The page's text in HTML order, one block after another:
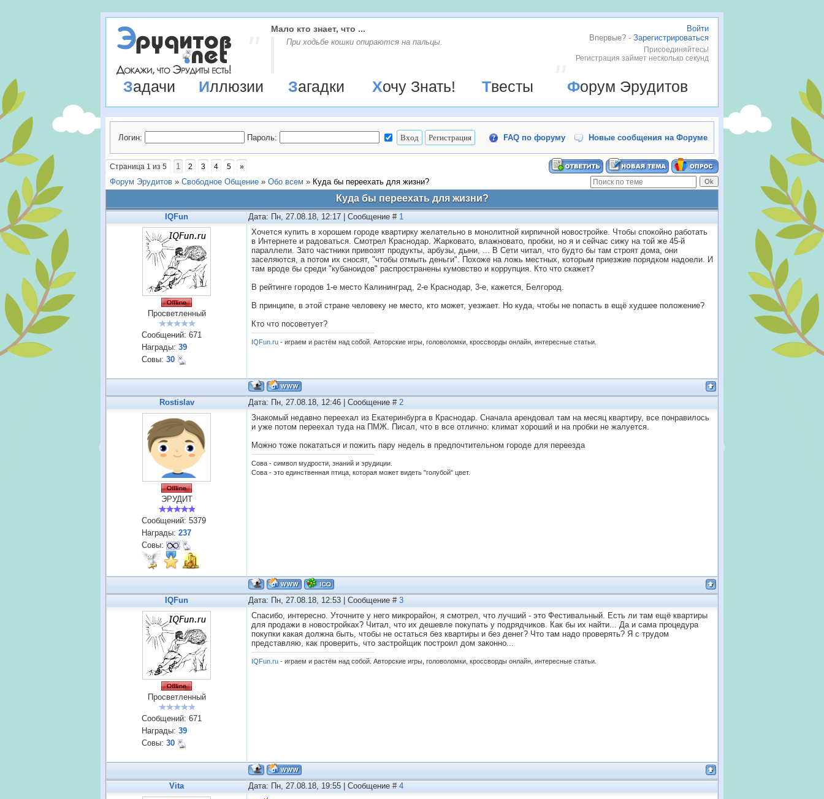
Войти
Впервые? - Зарегистрироваться
Присоединяйтесь!
Регистрация займет несколько секунд
Мало кто знает, что ...
При ходьбе кошки опираются на пальцы.
Задачи Иллюзии Загадки Хочу Знать! Твесты Форум Эрудитов
Логин: Пароль: FAQ по форуму Новые сообщения на Форуме
Страница 1 из 5 1 2 3 4 5 »
Форум Эрудитов » Свободное Общение » Обо всем » Куда бы переехать для жизни?
Куда бы переехать для жизни?
IQFun Дата: Пн, 27.08.18, 12:17 | Сообщение # 1
Просветленный
Сообщений: 671
Награды: 39
Совы: 30
Хочется купить в хорошем городе квартирку желательно в монолитной кирпичной новостройке. Чтобы спокойно работать
в Интернете и радоваться. Смотрел Краснодар. Жарковато, влажновато, пробки, но я и сейчас сижу на той же 45-й
параллели. Зато частники привозят продукты, арбузы, дыни, ... В Сети читал, что будто бы там строят дома, они
заселяются, а потом их сносят, "чтобы отмыть деньги". Похоже на ложь местных, которым приезжие порядком надоели. И
там вроде бы среди "кубаноидов" распространены кумовство и коррупция. Кто что скажет?
В рейтинге городов 1-е место Калининград, 2-е Краснодар, 3-е, кажется, Белгород.
В принципе, в этой стране человеку не место, кто может, уезжает. Но куда, чтобы не попасть в ещё худшее положение?
Кто что посоветует?
IQFun.ru - играем и растём над собой. Авторские игры, головоломки, кроссворды онлайн, интересные статьи.
Rostislav Дата: Пн, 27.08.18, 12:46 | Сообщение # 2
ЭРУДИТ
Сообщений: 5379
Награды: 237
Совы:
Знакомый недавно переехал из Екатеринбурга в Краснодар. Сначала арендовал там на месяц квартиру, все понравилось
и уже потом переехал туда на ПМЖ. Писал, что в все отлично: климат хороший и на пробки не жалуется.
Можно тоже покататься и пожить пару недель в предпочтительном городе для переезда
Сова - символ мудрости, знаний и эрудиции.
Сова - это единственная птица, которая может видеть "голубой" цвет.
IQFun Дата: Пн, 27.08.18, 12:53 | Сообщение # 3
Просветленный
Сообщений: 671
Награды: 39
Совы: 30
Спасибо, интересно. Уточните у него микрорайон, я смотрел, что лучший - это Фестивальный. Есть ли там ещё квартиры
для продажи в новостройках? Читал, что их дешевле покупать у подрядчиков. Как бы их найти... Да и сама процедура
покупки какая должна быть, чтобы не остаться без квартиры и без денег? Что там надо проверять? Я с трудом
представляю, как проверить, что застройщик построил дом законно...
IQFun.ru - играем и растём над собой. Авторские игры, головоломки, кроссворды онлайн, интересные статьи.
Vita Дата: Пн, 27.08.18, 19:55 | Сообщение # 4